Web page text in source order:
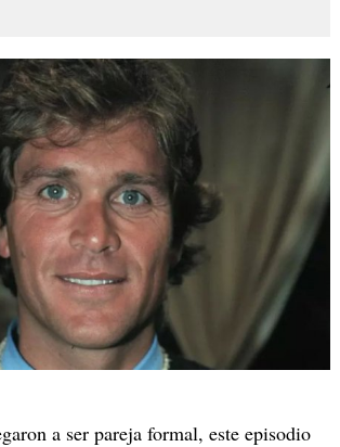
a ser pareja formal, este episodio